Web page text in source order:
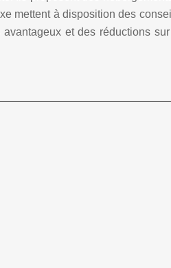
mettent à disposition des
et des réductions